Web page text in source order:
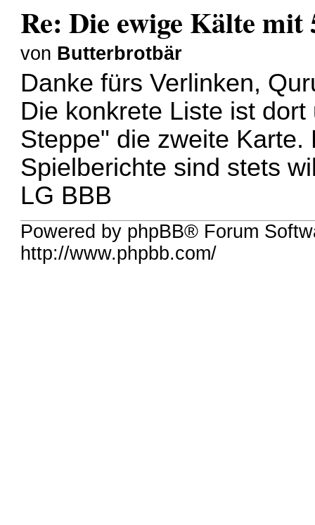
Re: Die ewige Kälte mit
von Butterbrotbär
Danke fürs Verlinken,
Die konkrete Liste ist
Steppe" die zweite
Spielberichte sind stets
LG BBB
Powered by phpBB® Forum
http://www.phpbb.com/